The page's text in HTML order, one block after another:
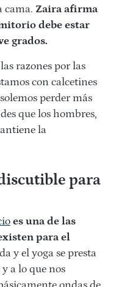
cama. Zaira afirma
debe estar
grados.
razones por las
con calcetines
perder más
que los hombres,
la
para
es una de las
para el
y el yoga se presta
a lo que nos